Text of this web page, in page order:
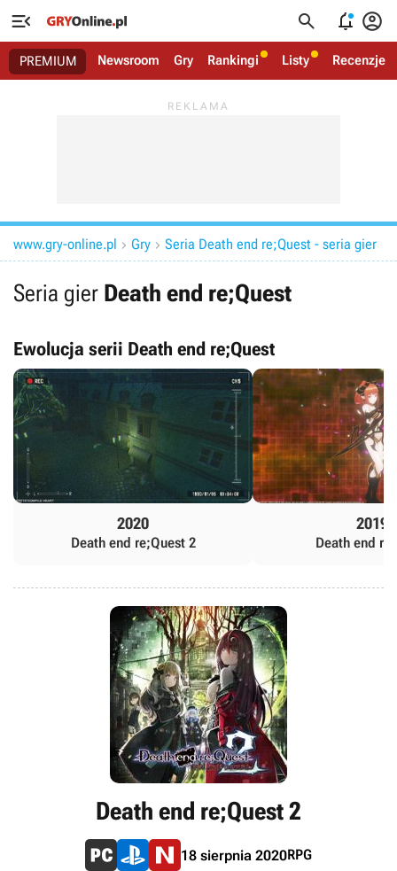
   
PREMIUM Newsroom Gry Rankingi Listy Recenzje
www.gry-online.pl  Gry  Seria Death end re;Quest - seria gier
Seria gier Death end re;Quest
Ewolucja serii Death end re;Quest
2020
Death end re;Quest 2
2019
Death end
Death end re;Quest 2
18 sierpnia 2020RPG